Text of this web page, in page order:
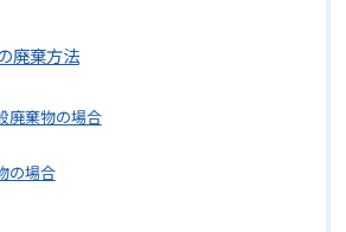
廃棄方法
廃棄物の場合
の場合